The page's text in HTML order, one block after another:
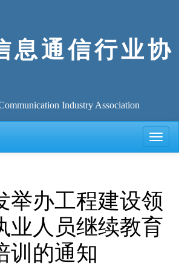
息通信行业协
Industry Association
Toggle
举办工程建设领
业人员继续教育
训的通知